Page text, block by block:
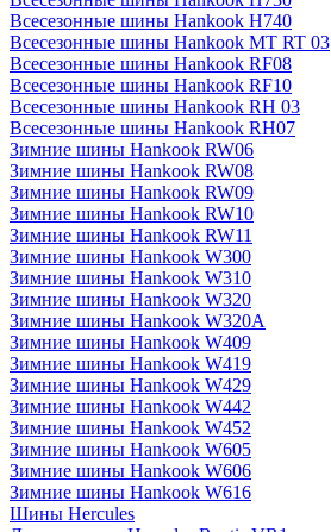
Всесезонные шины Hankook H740
Всесезонные шины Hankook MT RT 03
Всесезонные шины Hankook RF08
Всесезонные шины Hankook RF10
Всесезонные шины Hankook RH 03
Всесезонные шины Hankook RH07
Зимние шины Hankook RW06
Зимние шины Hankook RW08
Зимние шины Hankook RW09
Зимние шины Hankook RW10
Зимние шины Hankook RW11
Зимние шины Hankook W300
Зимние шины Hankook W310
Зимние шины Hankook W320
Зимние шины Hankook W320A
Зимние шины Hankook W409
Зимние шины Hankook W419
Зимние шины Hankook W429
Зимние шины Hankook W442
Зимние шины Hankook W452
Зимние шины Hankook W605
Зимние шины Hankook W606
Зимние шины Hankook W616
Шины Hercules